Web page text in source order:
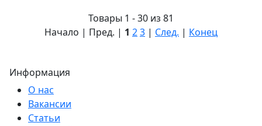
Товары 1 - 30 из 81
Начало | Пред. | 1 23 | След. | Конец
Информация
О нас
Вакансии
Статьи